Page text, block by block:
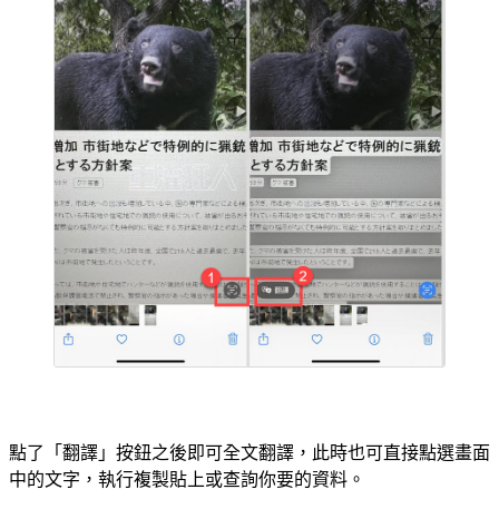
點了「翻譯」按鈕之後即可全文翻譯，此時也可直接點選畫面
中的文字，執行複製貼上或查詢你要的資料。